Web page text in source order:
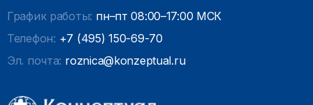
График работы: пн–пт 08:00–17:00 МСК
Телефон: +7 (495) 150-69-70
Эл. почта: roznica@konzeptual.ru